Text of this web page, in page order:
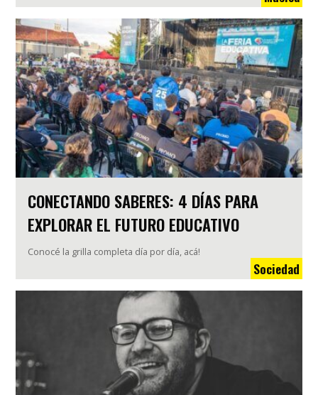
CONECTANDO SABERES: 4 DÍAS PARA
EXPLORAR EL FUTURO EDUCATIVO
Conocé la grilla completa día por día, acá!
Sociedad